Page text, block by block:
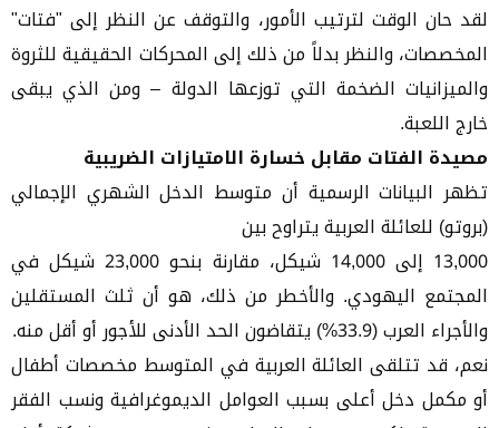
لقد حان الوقت لترتيب الأمور، والتوقف عن النظر إلى "فتات"
المخصصات، والنظر بدلاً من ذلك إلى المحركات الحقيقية للثروة
والميزانيات الضخمة التي توزعها الدولة – ومن الذي يبقى
خارج اللعبة.
مصيدة الفتات مقابل خسارة الامتيازات الضريبية
تظهر البيانات الرسمية أن متوسط الدخل الشهري الإجمالي
(بروتو) للعائلة العربية يتراوح بين
13,000 إلى 14,000 شيكل، مقارنة بنحو 23,000 شيكل في
المجتمع اليهودي. والأخطر من ذلك، هو أن ثلث المستقلين
والأجراء العرب (33.9%) يتقاضون الحد الأدنى للأجور أو أقل منه.
نعم، قد تتلقى العائلة العربية في المتوسط مخصصات أطفال
أو مكمل دخل أعلى بسبب العوامل الديموغرافية ونسب الفقر